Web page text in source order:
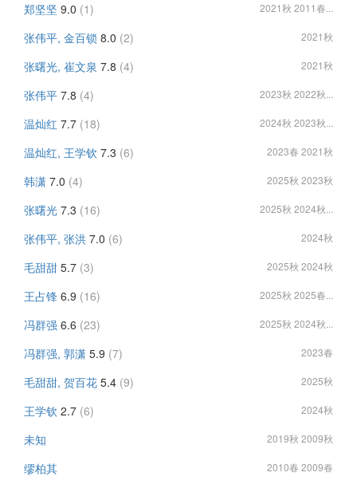
郑坚坚 9.0 (1) 2021秋 2011春...
张伟平, 金百锁 8.0 (2) 2021秋
张曙光, 崔文泉 7.8 (4) 2021秋
张伟平 7.8 (4) 2023秋 2022秋...
温灿红 7.7 (18) 2024秋 2023秋...
温灿红, 王学钦 7.3 (6) 2023春 2021秋
韩潇 7.0 (4) 2025秋 2023秋
张曙光 7.3 (16) 2025秋 2024秋...
张伟平, 张洪 7.0 (6) 2024秋
毛甜甜 5.7 (3) 2025秋 2024秋
王占锋 6.9 (16) 2025秋 2025春...
冯群强 6.6 (23) 2025秋 2024秋...
冯群强, 郭潇 5.9 (7) 2023春
毛甜甜, 贺百花 5.4 (9) 2025秋
王学钦 2.7 (6) 2024秋
未知 2019秋 2009秋
缪柏其 2010春 2009春